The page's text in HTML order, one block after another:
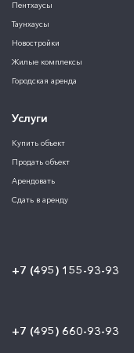
Пентхаусы
Таунхаусы
Новостройки
Жилые комплексы
Городская аренда
Услуги
Купить объект
Продать объект
Арендовать
Сдать в аренду
+7 (495) 155-93-93
+7 (495) 660-93-93